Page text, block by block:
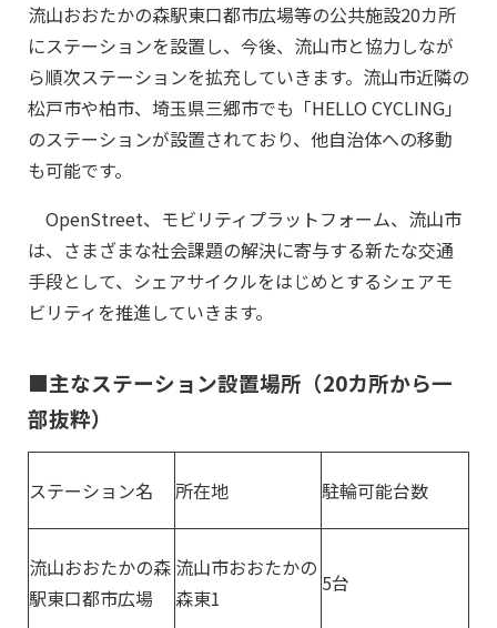
流山おおたかの森駅東口都市広場等の公共施設20カ所
にステーションを設置し、今後、流山市と協力しなが
ら順次ステーションを拡充していきます。流山市近隣の
松戸市や柏市、埼玉県三郷市でも「HELLO CYCLING」
のステーションが設置されており、他自治体への移動
も可能です。
OpenStreet、モビリティプラットフォーム、流山市
は、さまざまな社会課題の解決に寄与する新たな交通
手段として、シェアサイクルをはじめとするシェアモ
ビリティを推進していきます。
■主なステーション設置場所（20カ所から一
部抜粋）
ステーション名 所在地 駐輪可能台数
流山おおたかの森
駅東口都市広場
流山市おおたかの
森東1
5台